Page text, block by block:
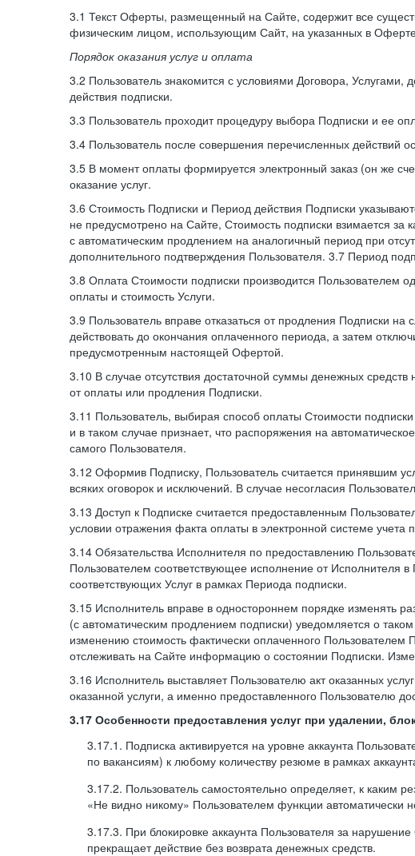
3.1 Текст Оферты, размещенный на Сайте, содержит все
физическим лицом, использующим Сайт, на указанных в
Порядок оказания услуг и оплата
3.2 Пользователь знакомится с условиями Договора,
действия подписки.
3.3 Пользователь проходит процедуру выбора Подписки и ее
3.4 Пользователь после совершения перечисленных действий
3.5 В момент оплаты формируется электронный заказ (он же
оказание услуг.
3.6 Стоимость Подписки и Период действия Подписки
не предусмотрено на Сайте, Стоимость подписки взимается
с автоматическим продлением на аналогичный период при
дополнительного подтверждения Пользователя. 3.7 Период
3.8 Оплата Стоимости подписки производится Пользователем
оплаты и стоимость Услуги.
3.9 Пользователь вправе отказаться от продления Подписки
действовать до окончания оплаченного периода, а затем
предусмотренным настоящей Офертой.
3.10 В случае отсутствия достаточной суммы денежных
от оплаты или продления Подписки.
3.11 Пользователь, выбирая способ оплаты Стоимости
и в таком случае признает, что распоряжения на
самого Пользователя.
3.12 Оформив Подписку, Пользователь считается принявшим
всяких оговорок и исключений. В случае несогласия
3.13 Доступ к Подписке считается предоставленным
условии отражения факта оплаты в электронной системе учета
3.14 Обязательства Исполнителя по предоставлению
Пользователем соответствующее исполнение от Исполнителя
соответствующих Услуг в рамках Периода подписки.
3.15 Исполнитель вправе в одностороннем порядке изменять
(с автоматическим продлением подписки) уведомляется о
изменению стоимость фактически оплаченного
отслеживать на Сайте информацию о состоянии Подписки.
3.16 Исполнитель выставляет Пользователю акт оказанных
оказанной услуги, а именно предоставленного Пользователю
3.17 Особенности предоставления услуг при удалении,
3.17.1. Подписка активируется на уровне аккаунта
по вакансиям) к любому количеству резюме в рамках
3.17.2. Пользователь самостоятельно определяет, к каким
«Не видно никому» Пользователем функции автоматически
3.17.3. При блокировке аккаунта Пользователя за
прекращает действие без возврата денежных средств.